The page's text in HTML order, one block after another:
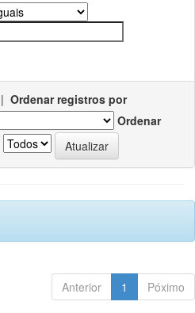
| Ordenar registros por
Ordenar
Anterior 1 Póximo